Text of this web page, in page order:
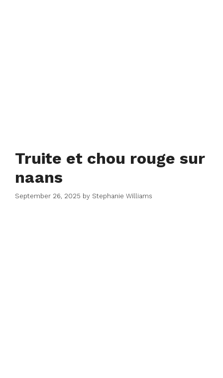
Truite et chou rouge sur
naans
September 26, 2025 by Stephanie Williams